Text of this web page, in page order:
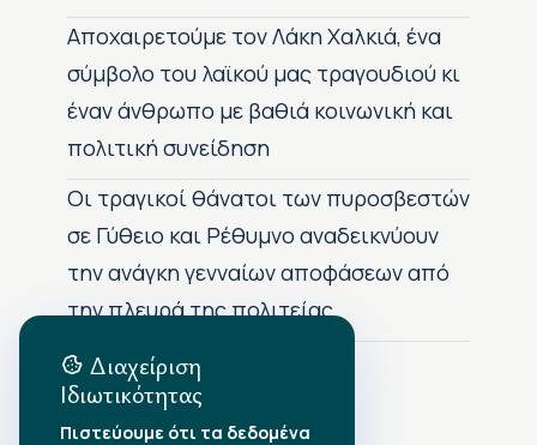
Αποχαιρετούμε τον Λάκη Χαλκιά, ένα
σύμβολο του λαϊκού μας τραγουδιού κι
έναν άνθρωπο με βαθιά κοινωνική και
πολιτική συνείδηση
Οι τραγικοί θάνατοι των πυροσβεστών
σε Γύθειο και Ρέθυμνο αναδεικνύουν
την ανάγκη γενναίων αποφάσεων από
την πλευρά της πολιτείας
Αρχείο Δημοσιεύσεων
Διαχείριση
Ιδιωτικότητας
Πιστεύουμε ότι τα δεδομένα